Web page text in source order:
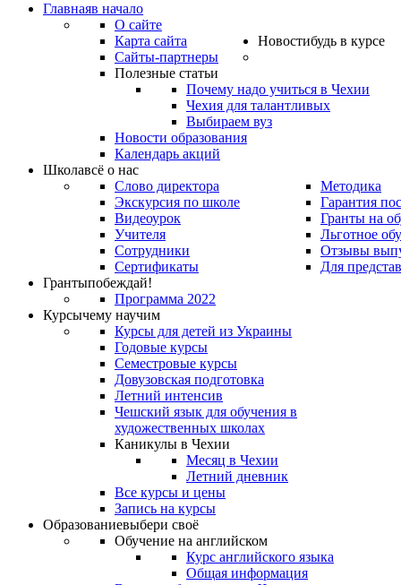
Главнаяв начало
О сайте
Карта сайта
Сайты-партнеры
Новостибудь в курсе
Полезные статьи
Почему надо учиться в Чехии
Чехия для талантливых
Выбираем вуз
Новости образования
Календарь акций
Школавсё о нас
Слово директора
Экскурсия по школе
Видеоурок
Учителя
Сотрудники
Сертификаты
Методика
Гарантия
Гранты на
Льготное
Отзывы
Для
Грантыпобеждай!
Программа 2022
Курсычему научим
Курсы для детей из Украины
Годовые курсы
Семестровые курсы
Довузовская подготовка
Летний интенсив
Чешский язык для обучения в
художественных школах
Каникулы в Чехии
Месяц в Чехии
Летний дневник
Все курсы и цены
Запись на курсы
Образованиевыбери своё
Обучение на английском
Курс английского языка
Общая информация